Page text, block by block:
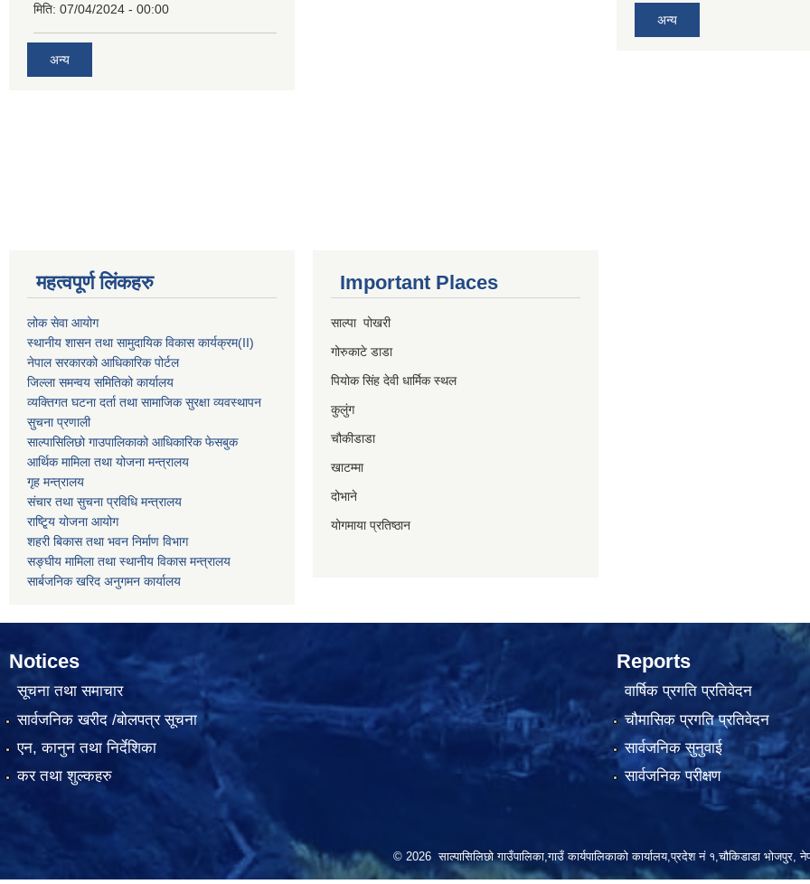
मिति: 07/04/2024 - 00:00
अन्य
अन्य
महत्वपूर्ण लिंकहरु
लोक सेवा आयोग
स्थानीय शासन तथा सामुदायिक विकास कार्यक्रम(II)
नेपाल सरकारको आधिकारिक पोर्टल
जिल्ला समन्वय समितिको कार्यालय
व्यक्तिगत घटना दर्ता तथा सामाजिक सुरक्षा व्यवस्थापन
सुचना प्रणाली
साल्पासिलिछो गाउपालिकाको आधिकारिक फेसबुक
आर्थिक मामिला तथा योजना मन्त्रालय
गृह मन्त्रालय
संचार तथा सुचना प्रविधि मन्त्रालय
राष्टि्ृय योजना आयोग
शहरी बिकास तथा भवन निर्माण विभाग
सङ्घीय मामिला तथा स्थानीय विकास मन्त्रालय
सार्बजनिक खरिद अनुगमन कार्यालय
Important Places
साल्पा पोखरी
गोरुकाटे डाडा
पियोक सिंह देवी धार्मिक स्थल
कुलुंग
चौकीडाडा
खाटम्मा
दोभाने
योगमाया प्रतिष्ठान
Notices
सूचना तथा समाचार
सार्वजनिक खरीद /बोलपत्र सूचना
एन, कानुन तथा निर्देशिका
कर तथा शुल्कहरु
Reports
वार्षिक प्रगति प्रतिवेदन
चौमासिक प्रगति प्रतिवेदन
सार्वजनिक सुनुवाई
सार्वजनिक परीक्षण
© 2026 साल्पासिलिछो गाउँपालिका,गाउँ कार्यपालिकाको कार्यालय,प्रदेश नं १,चौकिडाडा भोजपुर,